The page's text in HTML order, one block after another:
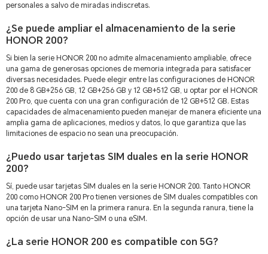
personales a salvo de miradas indiscretas.
¿Se puede ampliar el almacenamiento de la serie
HONOR 200?
Si bien la serie HONOR 200 no admite almacenamiento ampliable, ofrece
una gama de generosas opciones de memoria integrada para satisfacer
diversas necesidades. Puede elegir entre las configuraciones de HONOR
200 de 8 GB+256 GB, 12 GB+256 GB y 12 GB+512 GB, u optar por el HONOR
200 Pro, que cuenta con una gran configuración de 12 GB+512 GB. Estas
capacidades de almacenamiento pueden manejar de manera eficiente una
amplia gama de aplicaciones, medios y datos, lo que garantiza que las
limitaciones de espacio no sean una preocupación.
¿Puedo usar tarjetas SIM duales en la serie HONOR
200?
Sí, puede usar tarjetas SIM duales en la serie HONOR 200. Tanto HONOR
200 como HONOR 200 Pro tienen versiones de SIM duales compatibles con
una tarjeta Nano-SIM en la primera ranura. En la segunda ranura, tiene la
opción de usar una Nano-SIM o una eSIM.
¿La serie HONOR 200 es compatible con 5G?